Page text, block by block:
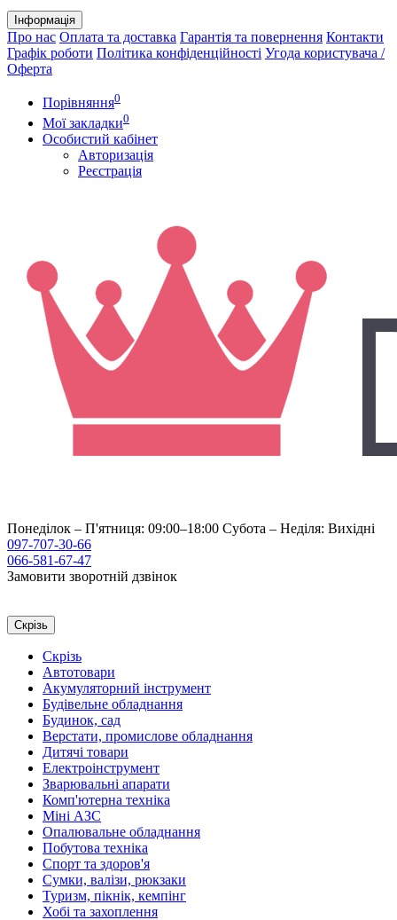
Інформація
Про нас Оплата та доставка Гарантія та повернення Контакти
Графік роботи Політика конфіденційності Угода користувача /
Оферта
Порівняння0
Мої закладки0
Особистий кабінет
Авторизація
Реєстрація
Понеділок – П'ятниця: 09:00–18:00 Субота – Неділя: Вихідні
097-707-30-66
066-581-67-47
Замовити зворотній дзвінок
Скрізь
Скрізь
Автотовари
Акумуляторний інструмент
Будівельне обладнання
Будинок, сад
Верстати, промислове обладнання
Дитячі товари
Електроінструмент
Зварювальні апарати
Комп'ютерна техніка
Міні АЗС
Опалювальне обладнання
Побутова техніка
Спорт та здоров'я
Сумки, валізи, рюкзаки
Туризм, пікнік, кемпінг
Хобі та захоплення